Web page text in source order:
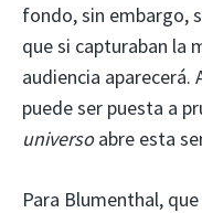
fondo, sin embargo,
que si capturaban la
audiencia aparecerá.
puede ser puesta a
universoabre esta
Para Blumenthal,